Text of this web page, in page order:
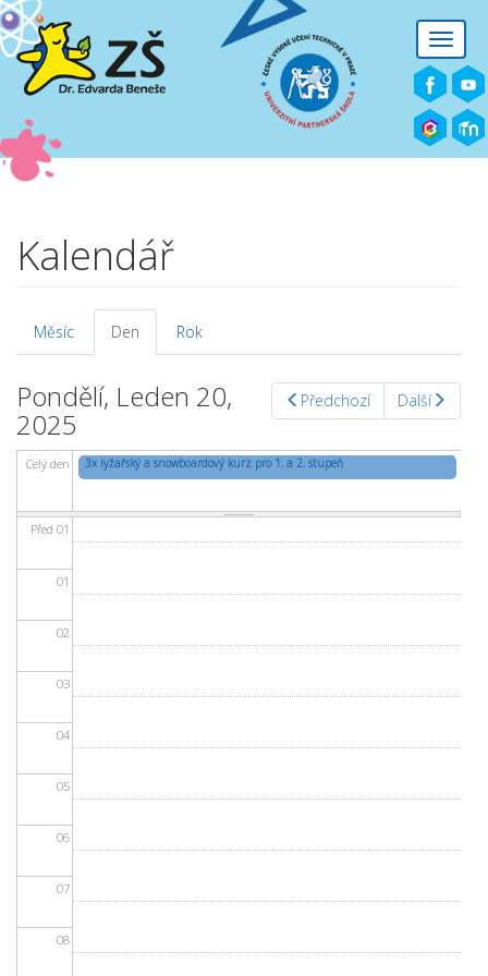
Přejít k hlavnímu obsahu
Toggle
Kalendář
Hlavní záložky
Měsíc Den (aktivní
záložka)
Rok
Předchozí Další
Pondělí, Leden 20,
2025
Celý den 3x lyžařský a snowboardový kurz pro 1. a 2. stupeň
Před 01
01
02
03
04
05
06
07
08